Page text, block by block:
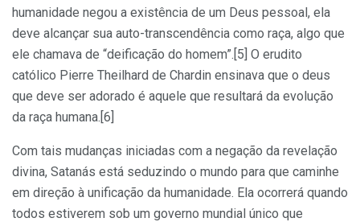
humanidade negou a existência de um Deus pessoal, ela
deve alcançar sua auto-transcendência como raça, algo que
ele chamava de “deificação do homem”.[5] O erudito
católico Pierre Theilhard de Chardin ensinava que o deus
que deve ser adorado é aquele que resultará da evolução
da raça humana.[6]
Com tais mudanças iniciadas com a negação da revelação
divina, Satanás está seduzindo o mundo para que caminhe
em direção à unificação da humanidade. Ela ocorrerá quando
todos estiverem sob um governo mundial único que